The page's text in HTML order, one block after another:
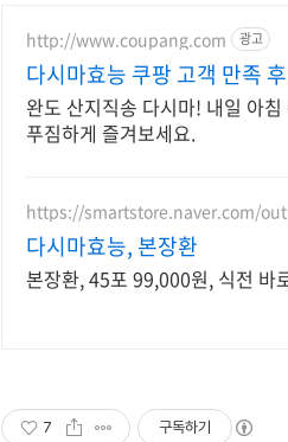
http://www.coupang.com 광고
다시마효능 쿠팡 고객 만족
완도 산지직송 다시마! 내일 아
푸짐하게 즐겨보세요.
https://smartstore.naver.com/
다시마효능, 본장환
본장환, 45포 99,000원, 식전 바
7 구독하기